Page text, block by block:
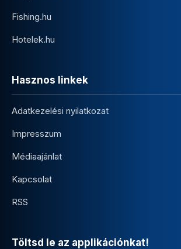
Fishing.hu
Hotelek.hu
Hasznos linkek
Adatkezelési nyilatkozat
Impresszum
Médiaajánlat
Kapcsolat
RSS
Töltsd le az applikációnkat!